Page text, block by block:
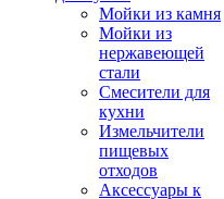
Мойки из камня
Мойки из
нержавеющей
стали
Смесители для
кухни
Измельчители
пищевых
отходов
Аксессуары к